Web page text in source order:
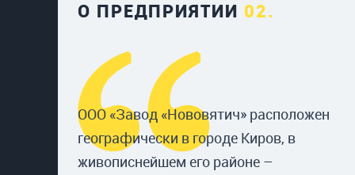
О ПРЕДПРИЯТИИ 02.
ООО «Завод «Нововятич» расположен
географически в городе Киров, в
живописнейшем его районе –